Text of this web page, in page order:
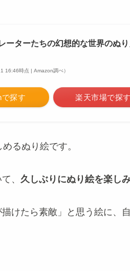
ーターたちの幻想的な世界のぬ
16:46時点 | Amazon調べ）
探す 楽天市場で探す
るぬり絵です。
、 久しぶりにぬり絵を楽し
描けたら素敵」と思う絵に、